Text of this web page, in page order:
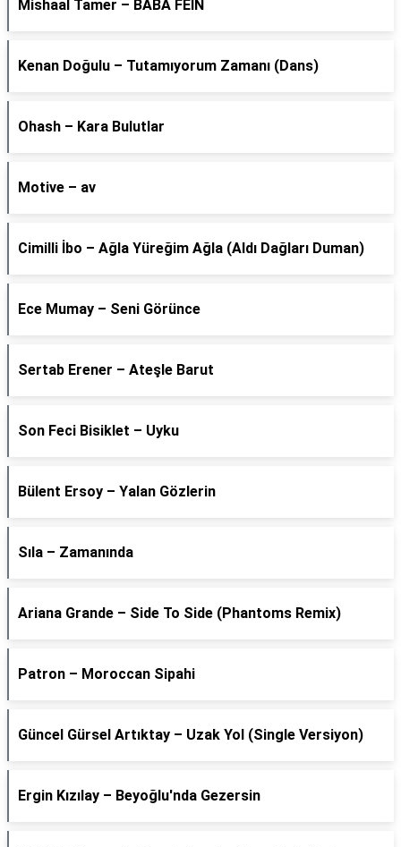
Mishaal Tamer – BABA FEIN
Kenan Doğulu – Tutamıyorum Zamanı (Dans)
Ohash – Kara Bulutlar
Motive – av
Cimilli İbo – Ağla Yüreğim Ağla (Aldı Dağları Duman)
Ece Mumay – Seni Görünce
Sertab Erener – Ateşle Barut
Son Feci Bisiklet – Uyku
Bülent Ersoy – Yalan Gözlerin
Sıla – Zamanında
Ariana Grande – Side To Side (Phantoms Remix)
Patron – Moroccan Sipahi
Güncel Gürsel Artıktay – Uzak Yol (Single Versiyon)
Ergin Kızılay – Beyoğlu'nda Gezersin